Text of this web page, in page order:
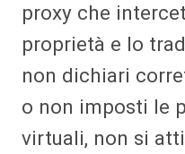
proxy che
proprietà e lo
non dichiari
o non imposti le
virtuali, non si